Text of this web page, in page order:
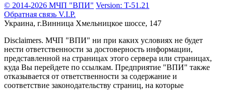
© 2014-2026 МЧП "ВПИ" Version: T-51.21
Обратная связь V.I.P.
Украина, г.Винница Хмельницкое шоссе, 147
Disclaimers. МЧП "ВПИ" ни при каких условиях не будет
нести ответственности за достоверность информации,
представленной на страницах этого сервера или страницах,
куда Вы перейдете по ссылкам. Предприятие "ВПИ" также
отказывается от ответственности за содержание и
соответствие законодательству страниц, на которые